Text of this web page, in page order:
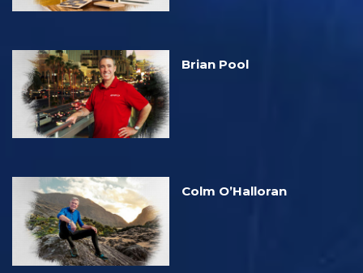
Brian Pool
Colm O’Halloran